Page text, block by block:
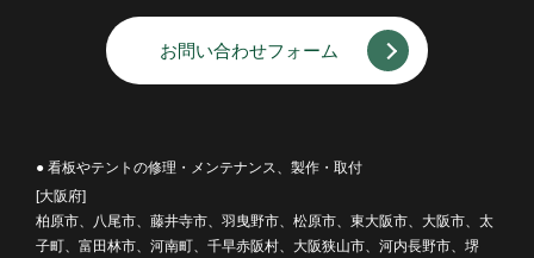
お問い合わせフォーム
● 看板やテントの修理・メンテナンス、製作・取付
[大阪府]
柏原市、八尾市、藤井寺市、羽曳野市、松原市、東大阪市、大阪市、太
子町、富田林市、河南町、千早赤阪村、大阪狭山市、河内長野市、堺